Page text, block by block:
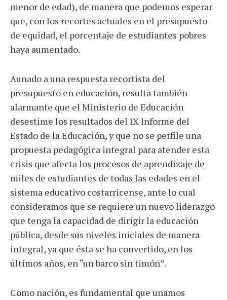
menor de edad), de manera que podemos esperar
que, con los recortes actuales en el presupuesto
de equidad, el porcentaje de estudiantes pobres
haya aumentado.
Aunado a una respuesta recortista del
presupuesto en educación, resulta también
alarmante que el Ministerio de Educación
desestime los resultados del IX Informe del
Estado de la Educación, y que no se perfile una
propuesta pedagógica integral para atender esta
crisis que afecta los procesos de aprendizaje de
miles de estudiantes de todas las edades en el
sistema educativo costarricense, ante lo cual
consideramos que se requiere un nuevo liderazgo
que tenga la capacidad de dirigir la educación
pública, desde sus niveles iniciales de manera
integral, ya que ésta se ha convertido, en los
últimos años, en “un barco sin timón”.
Como nación, es fundamental que unamos